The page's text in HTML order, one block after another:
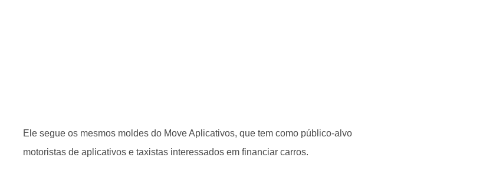
Ele segue os mesmos moldes do Move Aplicativos, que tem como público-alvo
motoristas de aplicativos e taxistas interessados em financiar carros.